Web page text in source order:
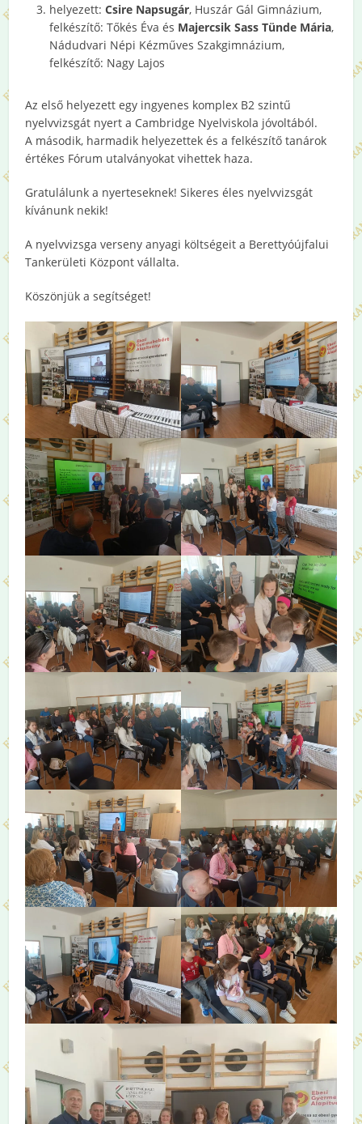
helyezett:Csire Napsugár, Huszár Gál Gimnázium,
felkészítő: Tőkés Éva és Majercsik Sass Tünde Mária,
Nádudvari Népi Kézműves Szakgimnázium,
felkészítő: Nagy Lajos
Az első helyezett egy ingyenes komplex B2 szintű
nyelvvizsgát nyert a Cambridge Nyelviskola jóvoltából.
A második, harmadik helyezettek és a felkészítő tanárok
értékes Fórum utalványokat vihettek haza.
Gratulálunk a nyerteseknek! Sikeres éles nyelvvizsgát
kívánunk nekik!
A nyelvvizsga verseny anyagi költségeit a Berettyóújfalui
Tankerületi Központ vállalta.
Köszönjük a segítséget!